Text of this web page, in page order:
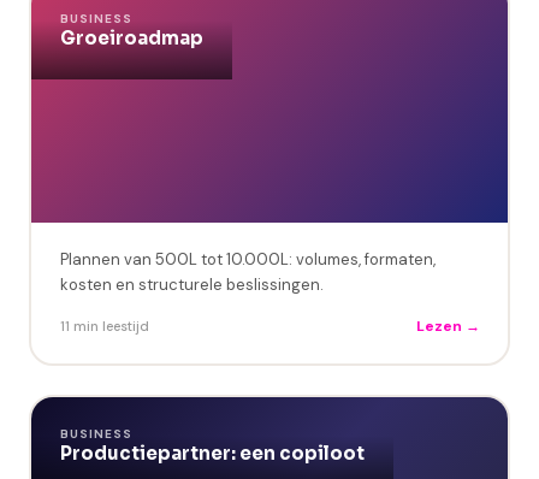
BUSINESS
Groeiroadmap
Plannen van 500L tot 10.000L: volumes, formaten,
kosten en structurele beslissingen.
11 min leestijd Lezen →
BUSINESS
Productiepartner: een copiloot